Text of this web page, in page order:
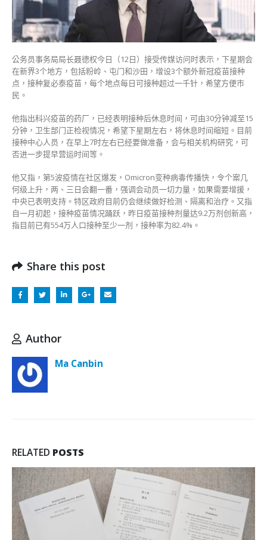
地
增
设
复
必
泰
疫
苗
种
点〉
中
公务员事务局局长聂德权今日（12日）接受传媒访问时表示，下星期会
在新界3个地方，包括粉岭、屯门和沙田，增设3个额外新冠疫苗接种
点，接种复必泰疫苗，每个地点每日可接种超过一千针，希望方便市
民。
他指出科兴疫苗的药厂，已经表明接种后休息时间，可由30分钟减至15
分钟，卫生部门正检视情况，希望下星期左右，将休息时间缩短。目前
接种中心人员，在早上7时左右已经要做准备，会与相关机构研究，可
否进一步提早营运时间等。
他又指，第5波疫情在社区爆发，Omicron变种病毒传播快，令个案几
何级上升，两、三日会翻一番，强调会动员一切力量，如果需要增援，
中央已表明支持。特区政府目前仍会继续做好检测、隔离和治疗。又指
自一月初起，接种疫苗情况踊跃，昨日疫苗接种剂量达9.2万剂创新高，
指目前已有554万人口接种至少一剂，接种率为82.4%。
Share this post
Author
Ma Canbin
RELATED POSTS